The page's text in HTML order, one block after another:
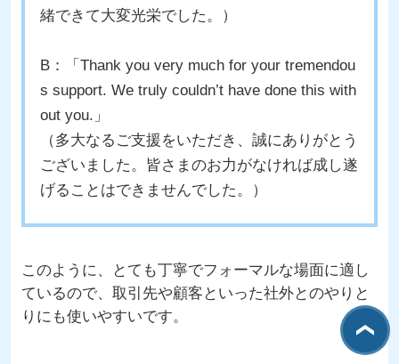
緒できて大変光栄でした。）
B：「Thank you very much for your tremendou
s support. We truly couldn’t have done this with
out you.」
（多大なるご支援をいただき、誠にありがとう
ございました。皆さまのお力がなければ成し遂
げることはできませんでした。）
このように、とても丁寧でフォーマルな場面に適し
ているので、取引先や顧客といった社外とのやりと
りにも使いやすいです。